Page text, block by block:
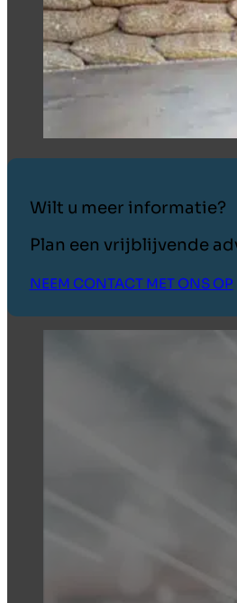
Wilt u meer informatie?
Plan een vrijblijvende
NEEM CONTACT MET ONS OP